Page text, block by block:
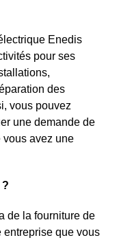
Enedis
pour ses
des
vous pouvez
une demande de
vous avez une
?
de la fourniture de
entreprise que vous